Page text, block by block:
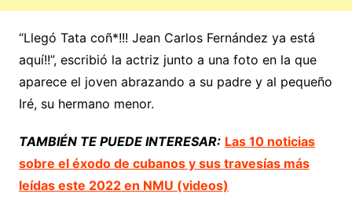
“Llegó Tata coñ*!!! Jean Carlos Fernández ya está
aquí!!”, escribió la actriz junto a una foto en la que
aparece el joven abrazando a su padre y al pequeño
Iré, su hermano menor.
TAMBIÉN TE PUEDE INTERESAR: Las 10 noticias
sobre el éxodo de cubanos y sus travesías más
leídas este 2022 en NMU (videos)